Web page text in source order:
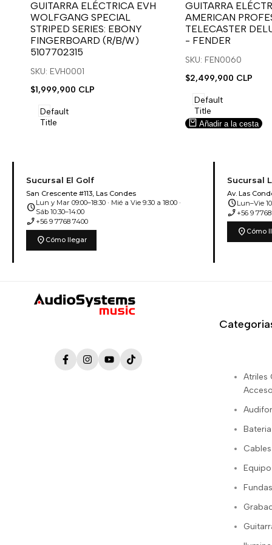
para
usar
la
lista
de
deseos.
para
usar
Compare
GUITARRA ELÉCTRICA EVH
WOLFGANG SPECIAL
STRIPED SERIES: EBONY
FINGERBOARD (R/B/W)
5107702315
SKU: EVH0001
Precio
venta
$1,999,900 CLP
Default
Title
para
usar
la
lista
de
para
usar
Compare
GUITARRA
AMERICAN
TELECASTER
- FENDER
SKU: FEN0060
Precio
venta
$2,499,900 CLP
Default
Title
Añadir a la cesta
Sucursal El Golf
San Crescente #113, Las Condes
scheduleLun y Mar 09:00–18:30 · Mié a Vie 9:30 a 18:00 ·
Sáb 10:30–14:00
phone_enabled +56 9 7768 7400
location_on Cómo llegar
Sucursal
Av. Las
scheduleLun–Vie
phone_enabled +56 9
location_on Cómo
FacebookInstagramYouTubeTikTok
Atriles